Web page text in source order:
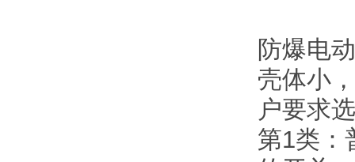
防爆电
壳体小
户要求
第1类：